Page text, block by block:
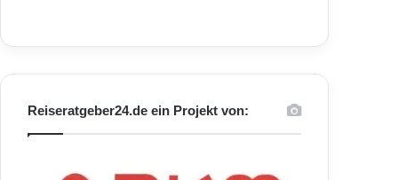
Reiseratgeber24.de ein Projekt von: